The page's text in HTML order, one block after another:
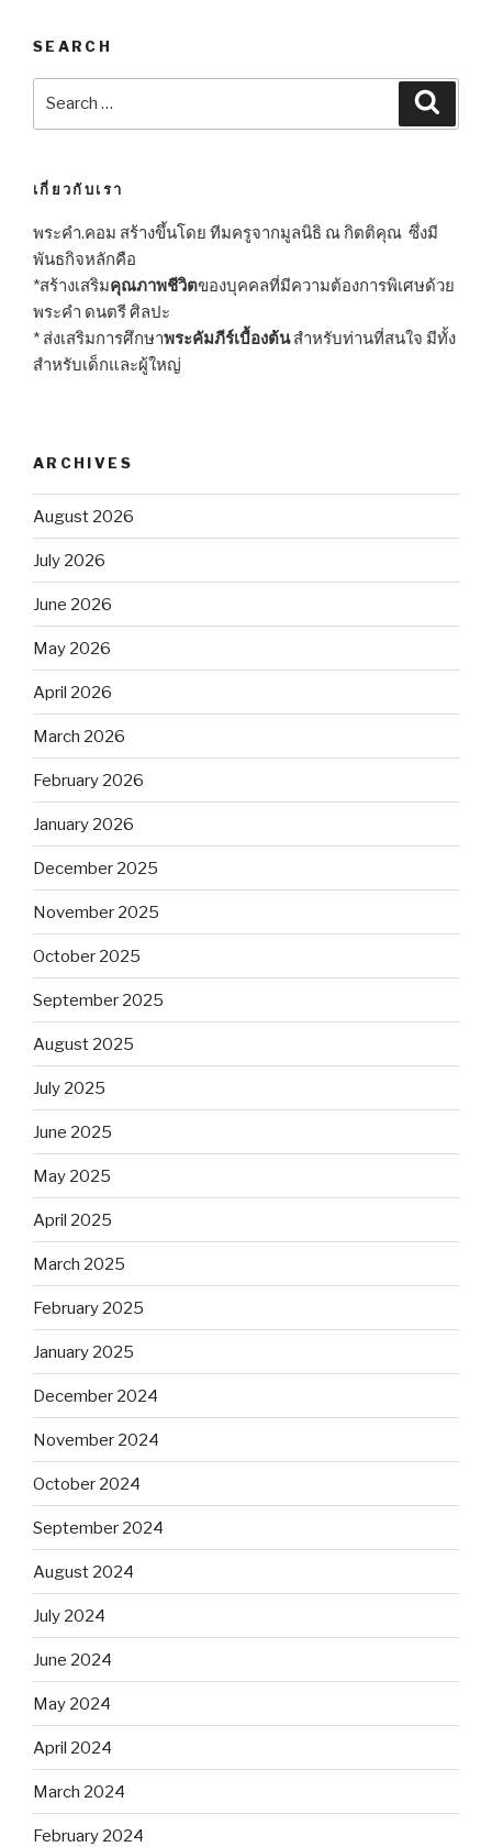
SEARCH
เกี่ยวกับเรา
พระคำ.คอม สร้างขึ้นโดย ทีมครูจากมูลนิธิ ณ กิตติคุณ ซึ่งมี
พันธกิจหลักคือ
*สร้างเสริมคุณภาพชีวิตของบุคคลที่มีความต้องการพิเศษด้วย
พระคำ ดนตรี ศิลปะ
* ส่งเสริมการศึกษาพระคัมภีร์เบื้องต้นสำหรับท่านที่สนใจ มีทั้ง
สำหรับเด็กและผู้ใหญ่
ARCHIVES
August 2026
July 2026
June 2026
May 2026
April 2026
March 2026
February 2026
January 2026
December 2025
November 2025
October 2025
September 2025
August 2025
July 2025
June 2025
May 2025
April 2025
March 2025
February 2025
January 2025
December 2024
November 2024
October 2024
September 2024
August 2024
July 2024
June 2024
May 2024
April 2024
March 2024
February 2024